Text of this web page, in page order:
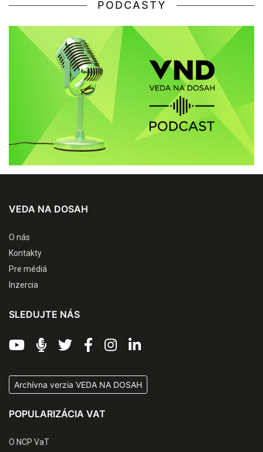
PODCASTY
VEDA NA DOSAH
O nás
Kontakty
Pre médiá
Inzercia
SLEDUJTE NÁS
Archívna verzia VEDA NA DOSAH
POPULARIZÁCIA VAT
O NCP VaT